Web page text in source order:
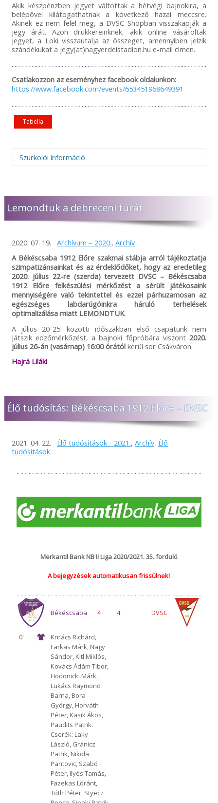
Akik készpénzben jegyet váltottak a hétvégi bajnokira, a
belépővel kilátogathatnak a következő hazai meccsre.
Akinek ez nem felel meg, a DVSC Shopban visszakapják a
jegy árát. Azon drukkereinknek, akik online vásároltak
jegyet, a Loki visszautalja az összeget, amennyiben jelzik
szándékukat a jegy(at)nagyerdeistadion.hu e-mail címen.
Csatlakozzon az eseményhez facebook oldalunkon:
https://www.facebook.com/events/653451968649391
Tabella
Szurkolói információ
esetben szíveskedjenek figyelmesen elolvasni a
mérkőzésekkel kapcsolatos információkat, melyeket
miután hivatalos formában megkaptuk a belépőjegyekkel
tudnivalókat időben megosztjuk összes online felületünkön,
abban az esetben, ha valaki az információk hiányára
hivatkozva, bármilyen okból nem tud az adott mérkőzésre
bejutni! Előfordulhat, hogy adott esetben a vendéglátó klub
nem ad minden részletre kiterjedő tájékoztatást, így
mindenképp javasoljuk, hogy keressék fel az ellenfél
csapatának felületeit is és tájékozódjanak a bejutás
feltételeiről. A Békéscsaba 1912 Előre minden tőle telhetőt
időben, megfelelő felvilágosítást kapjanak, de önhibánkon
kívül a helyszíni rendezési feltételekért NEM tudunk
felelősséget vállalni. Megértésüket és türelmüket
köszönjük!
Lemondtuk a debreceni túrát
2020. 07. 19. Archívum – 2020., Archív
A Békéscsaba 1912 Előre szakmai stábja arról tájékoztatja
szimpatizánsainkat és az érdeklődőket, hogy az eredetileg
2020. július 22-re (szerda) tervezett DVSC – Békéscsaba
1912 Előre felkészülési mérkőzést a sérült játékosaink
mennyiségére való tekintettel és ezzel párhuzamosan az
egészséges labdarúgóinkra háruló terhelések
optimalizálása miatt LEMONDTUK.
A július 20-25. közötti időszakban első csapatunk nem
játszik edzőmérkőzést, a bajnoki főpróbára viszont 2020.
július 26-án (vasárnap) 16:00 órátólkerül sor Csákváron.
Hajrá Lilák!
Élő tudósítás: Békéscsaba 1912 Előre – DVSC
2021. 04. 22. Élő tudósítások - 2021., Archív, Élő
tudósítások
Merkantil Bank NB II Liga 2020/2021. 35. forduló
A bejegyzések automatikusan frissülnek!
Békéscsaba
1912 Előre
4 DVSC
4
0'
Krnács Richárd,
Farkas Márk, Nagy
Sándor, Kitl Miklós,
Kovács Ádám Tibor,
Hodonicki Márk,
Lukács Raymond
Barna, Bora
György, Horváth
Péter, Kasik Ákos,
Paudits Patrik.
Cserék: Laky
László, Gránicz
Patrik, Nikola
Pantovic, Szabó
Péter, Ilyés Tamás,
Fazekas Lóránt,
Tóth Péter, Styecz